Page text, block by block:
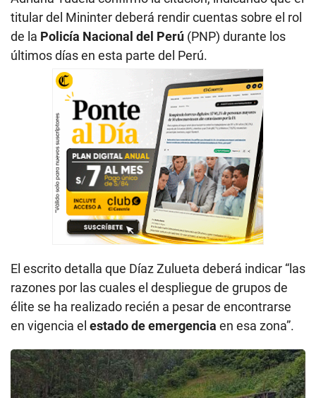
titular del Mininter deberá rendir cuentas sobre el rol
de la Policía Nacional del Perú (PNP) durante los
últimos días en esta parte del Perú.
El escrito detalla que Díaz Zulueta deberá indicar “las
razones por las cuales el despliegue de grupos de
élite se ha realizado recién a pesar de encontrarse
en vigencia el estado de emergencia en esa zona”.